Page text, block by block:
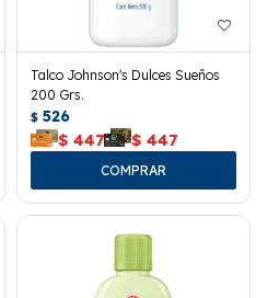
Talco Johnson's Dulces Sueños
200 Grs.
$ 526
$ 447 $ 447